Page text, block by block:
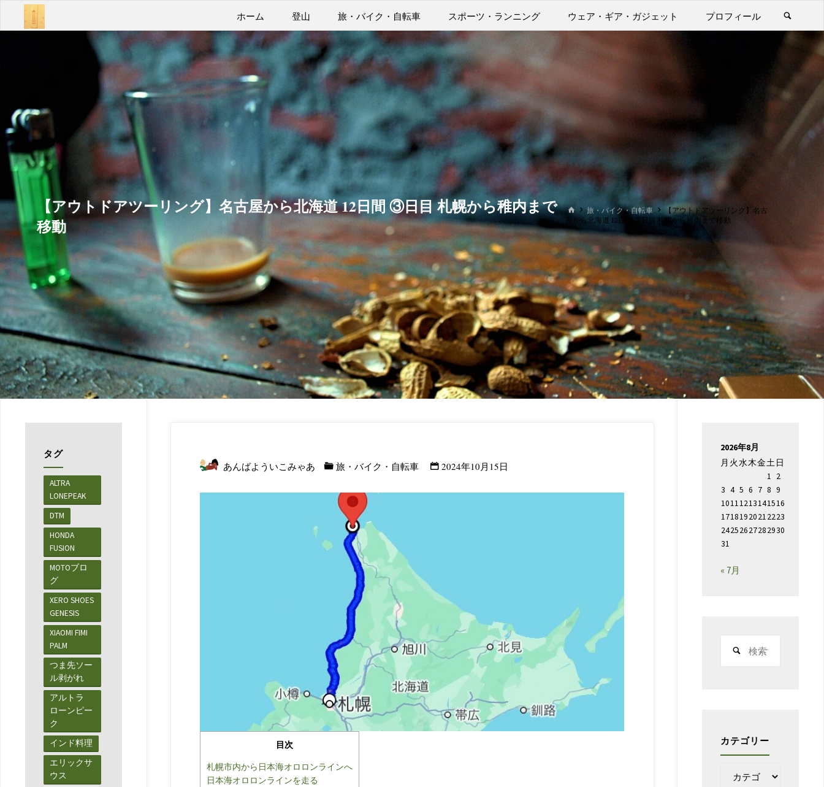
プ
ばよ
ゃあ
Take
it
easy
ホーム 登山 旅・バイク・自転車 スポーツ・ランニング ウェア・ギア・ガジェット プロフィール
【アウトドアツーリング】名古屋から北海道 12日間 ③日目 札幌から稚内まで
移動
ホ
ー
旅・バイク・自転車
【アウトドアツーリング】名古
屋から北海道 12日間 ③日目 札幌から稚内まで移動
あんばよういこみゃあ 旅・バイク・自転車 2024年10月15日
目次
札幌市内から日本海オロロンラインへ
日本海オロロンラインを走る
タグ
ALTRA
LONEPEAK
DTM
HONDA
FUSION
MOTOブロ
グ
XERO SHOES
GENESIS
XIAOMI FIMI
PALM
つま先ソー
ル剥がれ
アルトラ
ローンピー
ク
インド料理
エリックサ
ウス
2026年8月
月 火水木金土日
1 2
3 4 5 6 7 8 9
10111213141516
17181920212223
24252627282930
31
« 7月
カテゴリー